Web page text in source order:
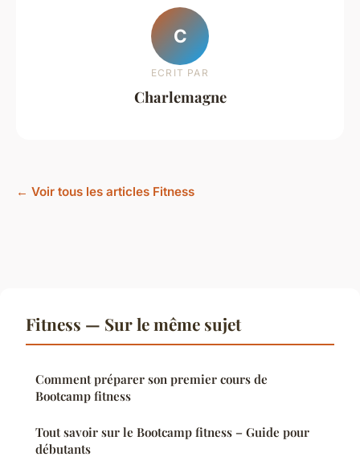
C
ECRIT PAR
Charlemagne
← Voir tous les articles Fitness
Fitness — Sur le même sujet
Comment préparer son premier cours de
Bootcamp fitness
Tout savoir sur le Bootcamp fitness – Guide pour
débutants